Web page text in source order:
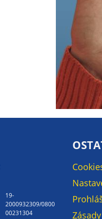
19-
2000932309/0800
00231304